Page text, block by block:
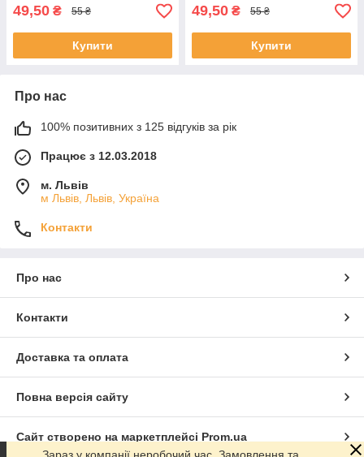
49,50 ₴ 55 ₴
Купити
49,50 ₴ 55 ₴
Купити
Про нас
100% позитивних з 125 відгуків за рік
Працює з 12.03.2018
м. Львів
м Львів, Львів, Україна
Контакти
Про нас
Контакти
Доставка та оплата
Повна версія сайту
Сайт створено на маркетплейсі Prom.ua